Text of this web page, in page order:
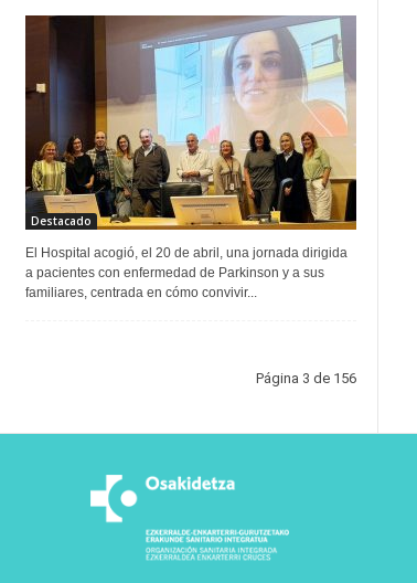
Destacado
El Hospital acogió, el 20 de abril, una jornada dirigida
a pacientes con enfermedad de Parkinson y a sus
familiares, centrada en cómo convivir...
Página 3 de 156